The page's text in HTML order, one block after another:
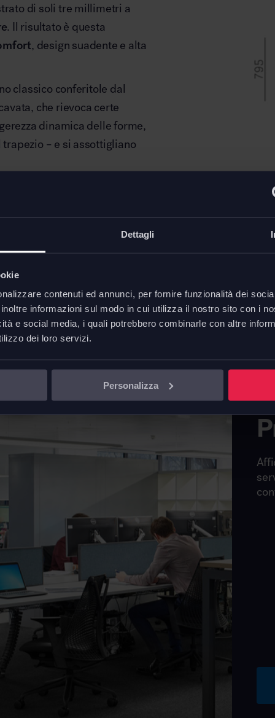
Dettagli
contenuti ed annunci, per fornire funzionalità dei
informazioni sul modo in cui utilizza il nostro sito con i
e social media, i quali potrebbero combinarle con altre
dei loro servizi.
Personalizza
di soli tre millimetri a
. Il risultato è questa
, design suadente e alta
classico conferitole dal
che rievoca certe
dinamica delle forme,
– e si assottigliano
L. 45 -